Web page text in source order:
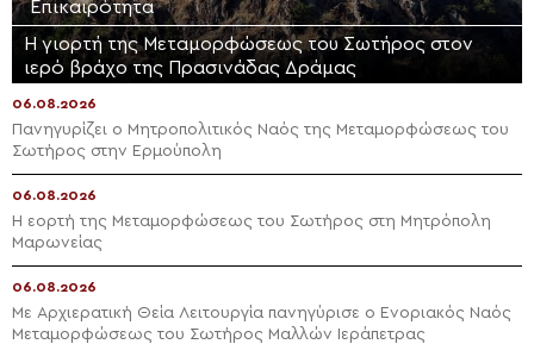
Επικαιρότητα
Η γιορτή της Μεταμορφώσεως του Σωτήρος στον
ιερό βράχο της Πρασινάδας Δράμας
06.08.2026
Πανηγυρίζει ο Μητροπολιτικός Ναός της Μεταμορφώσεως του
Σωτήρος στην Ερμούπολη
06.08.2026
Η εορτή της Μεταμορφώσεως του Σωτήρος στη Μητρόπολη
Μαρωνείας
06.08.2026
Με Αρχιερατική Θεία Λειτουργία πανηγύρισε ο Ενοριακός Ναός
Μεταμορφώσεως του Σωτήρος Μαλλών Ιεράπετρας